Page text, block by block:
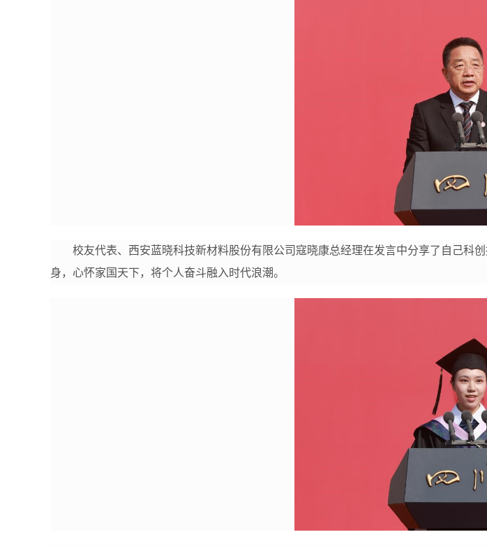
校友代表、西安蓝晓科技新材料股份有限公司寇晓康总经理在发言中分享了自己科
身，心怀家国天下，将个人奋斗融入时代浪潮。